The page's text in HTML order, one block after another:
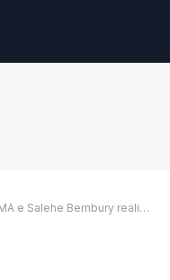
Bembury realizam experiência imersiva inspirada no som antes do maior torneio de futebol no The Row DTLA